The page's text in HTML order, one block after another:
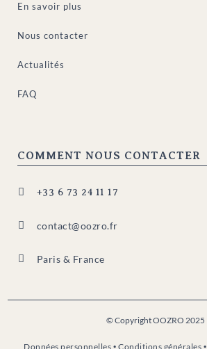
En savoir plus
Nous contacter
Actualités
FAQ
COMMENT NOUS CONTACTER
 +33 6 73 24 11 17
 contact@oozro.fr
 Paris & France
© Copyright OOZRO 2025
Données personnelles Conditions générales